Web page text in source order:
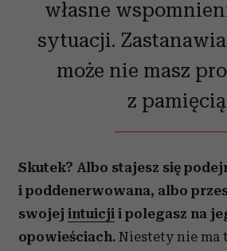
własne
sytuacji.
może nie masz
z
Skutek? Albo stajesz się
i poddenerwowana, albo
swojej intuicji i polegasz na
opowieściach. Niestety nie ma